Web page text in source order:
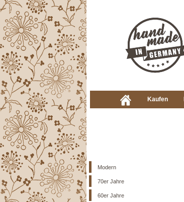
Kaufen
Modern
70er Jahre
60er Jahre